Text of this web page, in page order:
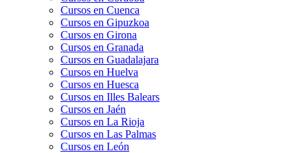
Cursos en Cuenca
Cursos en Gipuzkoa
Cursos en Girona
Cursos en Granada
Cursos en Guadalajara
Cursos en Huelva
Cursos en Huesca
Cursos en Illes Balears
Cursos en Jaén
Cursos en La Rioja
Cursos en Las Palmas
Cursos en León